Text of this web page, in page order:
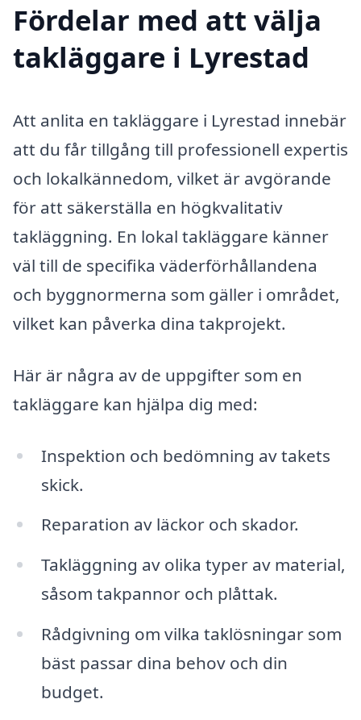
Fördelar med att välja
takläggare i Lyrestad
Att anlita en takläggare i Lyrestad innebär
att du får tillgång till professionell expertis
och lokalkännedom, vilket är avgörande
för att säkerställa en högkvalitativ
takläggning. En lokal takläggare känner
väl till de specifika väderförhållandena
och byggnormerna som gäller i området,
vilket kan påverka dina takprojekt.
Här är några av de uppgifter som en
takläggare kan hjälpa dig med:
Inspektion och bedömning av takets
skick.
Reparation av läckor och skador.
Takläggning av olika typer av material,
såsom takpannor och plåttak.
Rådgivning om vilka taklösningar som
bäst passar dina behov och din
budget.